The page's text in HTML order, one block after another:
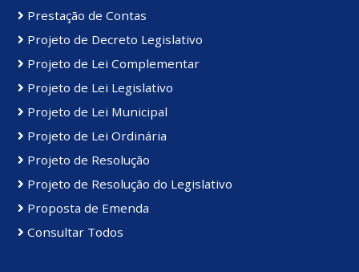
Prestação de Contas
Projeto de Decreto Legislativo
Projeto de Lei Complementar
Projeto de Lei Legislativo
Projeto de Lei Municipal
Projeto de Lei Ordinária
Projeto de Resolução
Projeto de Resolução do Legislativo
Proposta de Emenda
Consultar Todos